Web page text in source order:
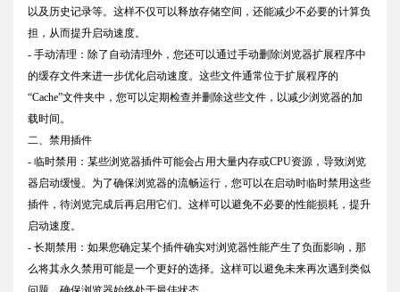
以及历史记录等。这样不仅可以释放存储空间，还能减少不必要的计算负
担，从而提升启动速度。
- 手动清理：除了自动清理外，您还可以通过手动删除浏览器扩展程序中
的缓存文件来进一步优化启动速度。这些文件通常位于扩展程序的
“Cache”文件夹中，您可以定期检查并删除这些文件，以减少浏览器的加
载时间。
二、禁用插件
- 临时禁用：某些浏览器插件可能会占用大量内存或CPU资源，导致浏览
器启动缓慢。为了确保浏览器的流畅运行，您可以在启动时临时禁用这些
插件，待浏览完成后再启用它们。这样可以避免不必要的性能损耗，提升
启动速度。
- 长期禁用：如果您确定某个插件确实对浏览器性能产生了负面影响，那
么将其永久禁用可能是一个更好的选择。这样可以避免未来再次遇到类似